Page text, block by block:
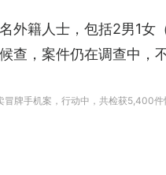
外籍人士，包括2男1
查，案件仍在调查中，
牌手机案，行动中，共检获5,400